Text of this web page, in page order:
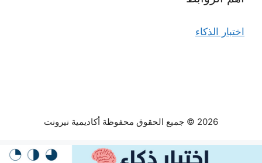
اختبار الذكاء
2026 © جميع الحقوق محفوظة أكاديمية نيرونت